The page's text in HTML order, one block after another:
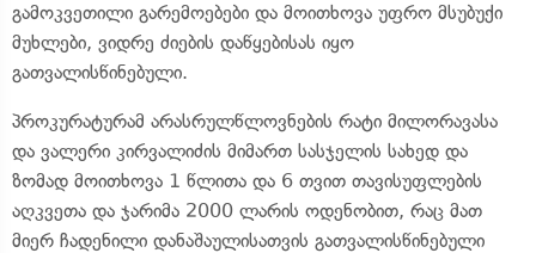
გამოკვეთილი გარემოებები და მოითხოვა უფრო მსუბუქი
მუხლები, ვიდრე ძიების დაწყებისას იყო
გათვალისწინებული.
პროკურატურამ არასრულწლოვნების რატი მილორავასა
და ვალერი კირვალიძის მიმართ სასჯელის სახედ და
ზომად მოითხოვა 1 წლითა და 6 თვით თავისუფლების
აღკვეთა და ჯარიმა 2000 ლარის ოდენობით, რაც მათ
მიერ ჩადენილი დანაშაულისათვის გათვალისწინებული